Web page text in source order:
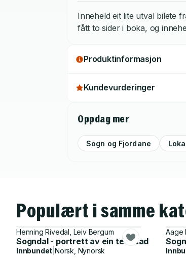
Inneheld eit lite utval bilete
fått to sider i boka, og
Produktinformasjon
Kundevurderinger
Oppdag mer
Sogn og Fjordane
Populært i samme
Henning Rivedal, Leiv Bergum
Sogndal - portrett av ein tettstad
Innbundet |Norsk, Nynorsk
Aage